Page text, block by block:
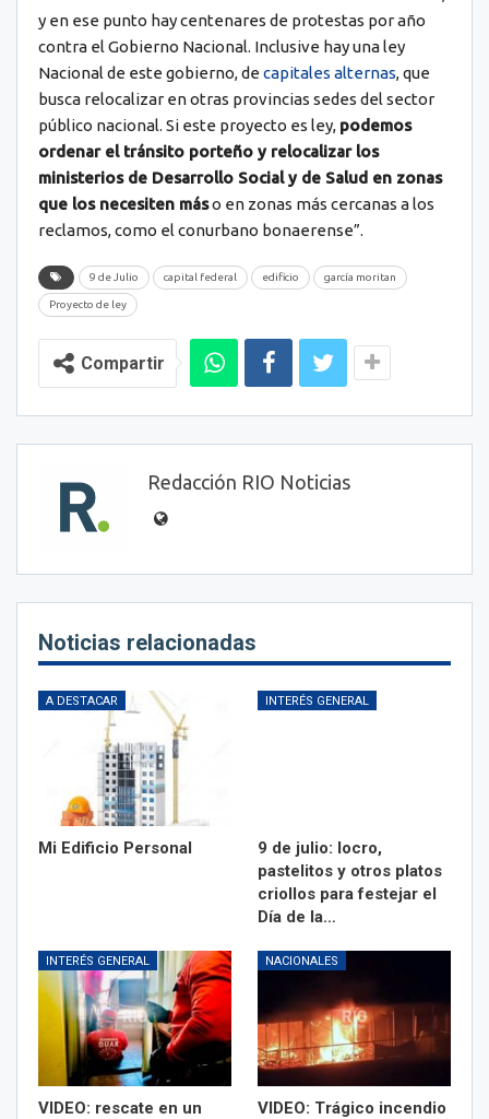
y en ese punto hay centenares de protestas por año
contra el Gobierno Nacional. Inclusive hay una ley
Nacional de este gobierno, de capitales alternas, que
busca relocalizar en otras provincias sedes del sector
público nacional. Si este proyecto es ley, podemos
ordenar el tránsito porteño y relocalizar los
ministerios de Desarrollo Social y de Salud en zonas
que los necesiten máso en zonas más cercanas a los
reclamos, como el conurbano bonaerense”.
9 de Julio capital federal edificio garcía moritan
Proyecto de ley
Compartir
Redacción RIO Noticias
Noticias relacionadas
A DESTACAR
Mi Edificio Personal
INTERÉS GENERAL
9 de julio: locro,
pastelitos y otros platos
criollos para festejar el
Día de la…
INTERÉS GENERAL
VIDEO: rescate en un
NACIONALES
VIDEO: Trágico incendio